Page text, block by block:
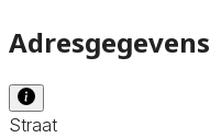
Adresgegevens
Straat